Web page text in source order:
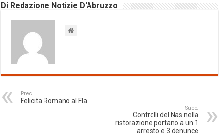
Di Redazione Notizie D'Abruzzo
Prec.
Felicita Romano al Fla
Succ.
Controlli del Nas nella
ristorazione portano a un 1
arresto e 3 denunce